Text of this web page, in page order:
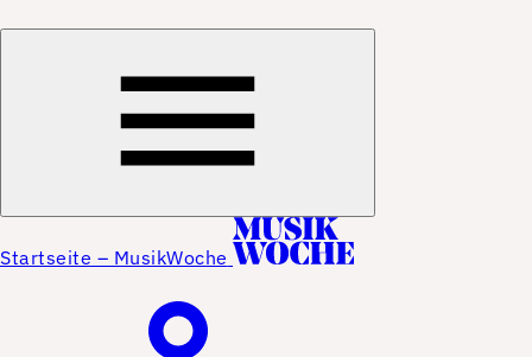
Startseite – MusikWoche